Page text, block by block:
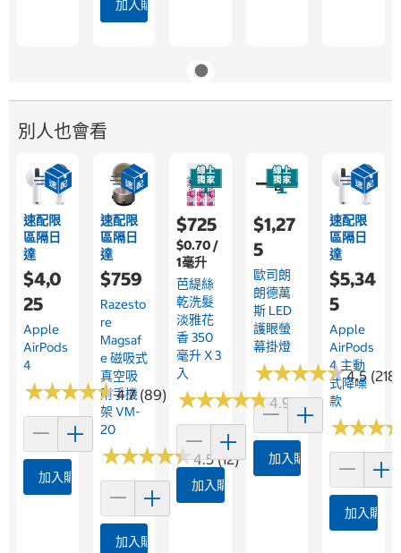
加入購物車
別人也會看
速配限
區隔日
達
$4,0
25
Apple
AirPods
4
★★★★★
★★★★★4.7 (89)
加入購物車
速配限
區隔日
達
$759
Razesto
Re
Magsaf
E 磁吸式
真空吸
附手機
架 VM-
20
★★★★★
★★★★★4.5 (12)
加入購物車
$725
$0.70 /
1毫升
芭緹絲
乾洗髮
淡雅花
香 350
毫升 X 3
入
★★★★★
★★★★★4.9 (17)
加入購物車
$1,27
5
歐司朗
朗德萬
斯 LED
護眼螢
幕掛燈
★★★★★
★★★★★4.5 (218)
加入購物車
速配限
區隔日
達
$5,34
5
Apple
AirPods
4 主動
式降噪
款
★★★
★★★
加入購物